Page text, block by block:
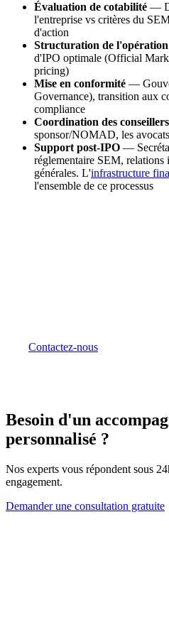
Évaluation de cotabilité —
l'entreprise vs critères du
d'action
Structuration de l'opération
d'IPO optimale (Official
pricing)
Mise en conformité —
Governance), transition aux
compliance
Coordination des conseillers
sponsor/NOMAD, les
Support post-IPO —
réglementaire SEM, relations
générales. L'infrastructure
l'ensemble de ce processus
Contactez-nous
Besoin d'un
personnalisé ?
Nos experts vous répondent sous
engagement.
Demander une consultation gratuite